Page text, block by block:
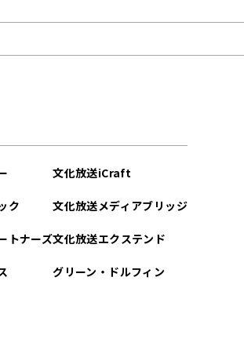
ク
トナーズ
文化放送iCraft
文化放送メディアブリッジ
文化放送エクステンド
グリーン・ドルフィン